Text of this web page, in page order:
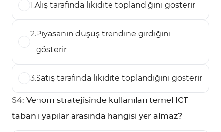
1.Alış tarafında likidite toplandığını gösterir
2.Piyasanın düşüş trendine girdiğini
gösterir
3.Satış tarafında likidite toplandığını gösterir
S4: Venom stratejisinde kullanılan temel ICT
tabanlı yapılar arasında hangisi yer almaz?